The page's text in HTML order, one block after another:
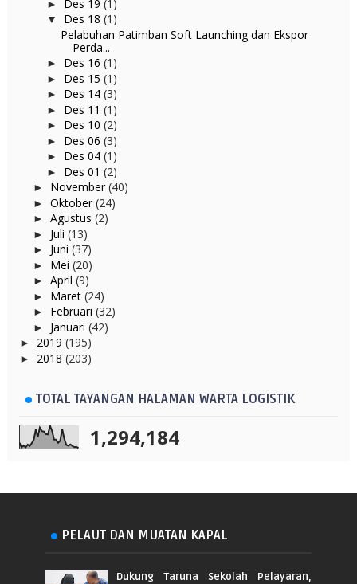
► Des 19 (1)
▼ Des 18 (1)
Pelabuhan Patimban Soft Launching dan Ekspor
Perda...
► Des 16 (1)
► Des 15 (1)
► Des 14 (3)
► Des 11 (1)
► Des 10 (2)
► Des 06 (3)
► Des 04 (1)
► Des 01 (2)
► November(40)
► Oktober(24)
► Agustus (2)
► Juli (13)
► Juni (37)
► Mei (20)
► April (9)
► Maret (24)
► Februari (32)
► Januari (42)
► 2019 (195)
► 2018 (203)
TOTAL TAYANGAN HALAMAN WARTA LOGISTIK
1,294,184
PELAUT DAN MUATAN KAPAL
Dukung Taruna Sekolah Pelayaran,